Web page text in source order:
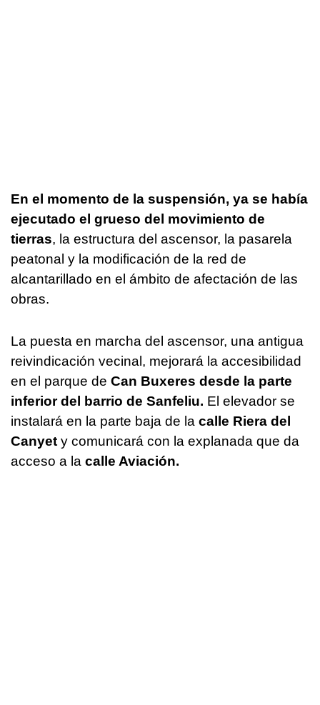
En el momento de la suspensión, ya se había
ejecutado el grueso del movimiento de
tierras, la estructura del ascensor, la pasarela
peatonal y la modificación de la red de
alcantarillado en el ámbito de afectación de las
obras.
La puesta en marcha del ascensor, una antigua
reivindicación vecinal, mejorará la accesibilidad
en el parque de Can Buxeres desde la parte
inferior del barrio de Sanfeliu. El elevador se
instalará en la parte baja de la calle Riera del
Canyet y comunicará con la explanada que da
acceso a la calle Aviación.